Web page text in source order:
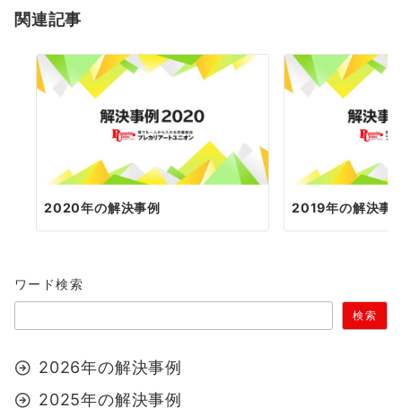
ン
関連記事
2020年の解決事例 2019年の解決事
ワード検索
検索
2026年の解決事例
2025年の解決事例